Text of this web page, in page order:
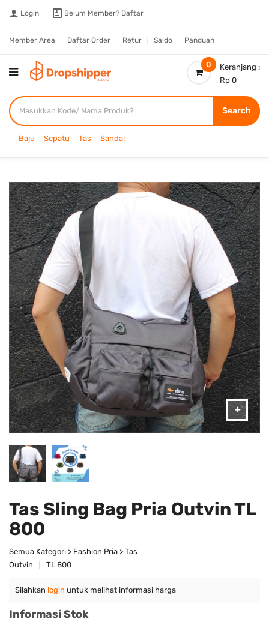
Login Belum Member? Daftar
Member Area Daftar Order Retur Saldo Panduan
0
Keranjang :
Rp 0
Search
Baju Sepatu Tas Sandal
Tas Sling Bag Pria Outvin TL
800
Semua Kategori > Fashion Pria > Tas
Outvin
TL 800
Silahkan login untuk melihat informasi harga
Informasi Stok